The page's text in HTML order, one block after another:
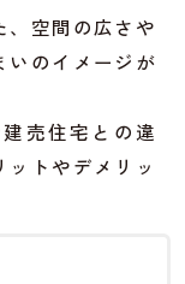
、空間の広さや
いのイメージが
売住宅との違
トやデメリッ